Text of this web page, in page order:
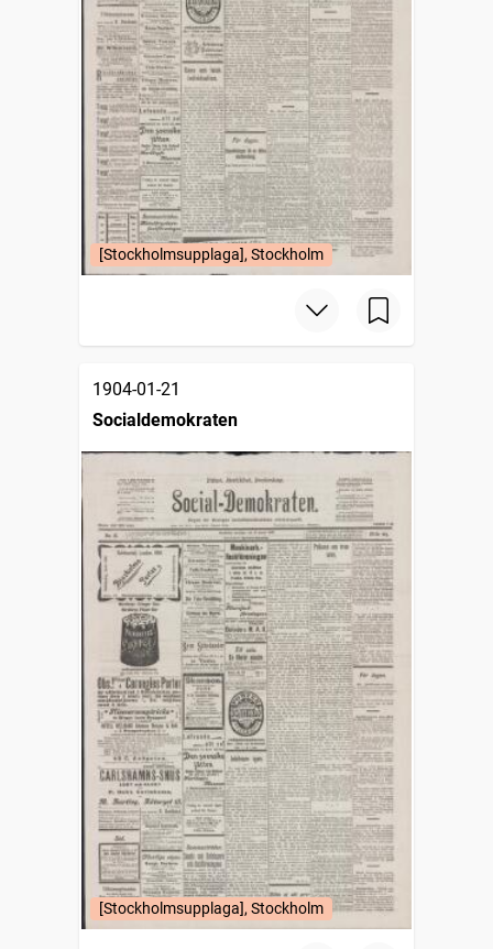
[Stockholmsupplaga], Stockholm
1904-01-21
Socialdemokraten
[Stockholmsupplaga], Stockholm